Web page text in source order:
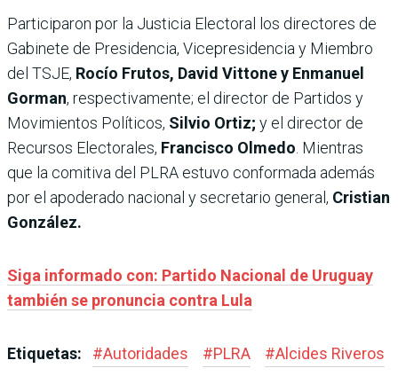
Participaron por la Justicia Electoral los directores de
Gabinete de Presidencia, Vicepresidencia y Miembro
del TSJE, Rocío Frutos, David Vittone y Enmanuel
Gorman, respectivamente; el director de Partidos y
Movimientos Políticos, Silvio Ortiz; y el director de
Recursos Electorales, Francisco Olmedo . Mientras
que la comitiva del PLRA estuvo conformada además
por el apoderado nacional y secretario general, Cristian
González.
Siga informado con: Partido Nacional de Uruguay
también se pronuncia contra Lula
Etiquetas: #Autoridades #PLRA #Alcides Riveros